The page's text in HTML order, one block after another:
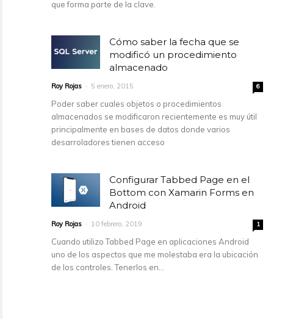
que forma parte de la clave.
Cómo saber la fecha que se
modificó un procedimiento
almacenado
Roy Rojas - 5 enero, 2015 6
Poder saber cuales objetos o procedimientos
almacenados se modificaron recientemente es muy útil
principalmente en bases de datos donde varios
desarroladores tienen acceso
Configurar Tabbed Page en el
Bottom con Xamarin Forms en
Android
Roy Rojas - 10 febrero, 2019 1
Cuando utilizo Tabbed Page en aplicaciones Android
uno de los aspectos que me molestaba era la ubicación
de los controles. Tenerlos en...